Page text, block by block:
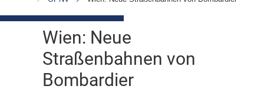
Wien: Neue
Straßenbahnen von
Bombardier